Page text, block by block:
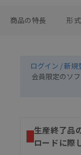
商品の特長 形
ログイン / 新規
会員限定のソ
生産終了品
ロードに際